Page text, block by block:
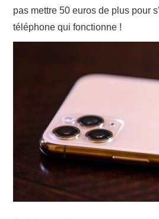
pas mettre 50 euros de plus pour
téléphone qui fonctionne !